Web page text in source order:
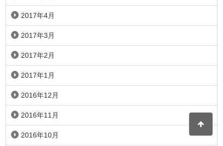
2017年4月
2017年3月
2017年2月
2017年1月
2016年12月
2016年11月
2016年10月